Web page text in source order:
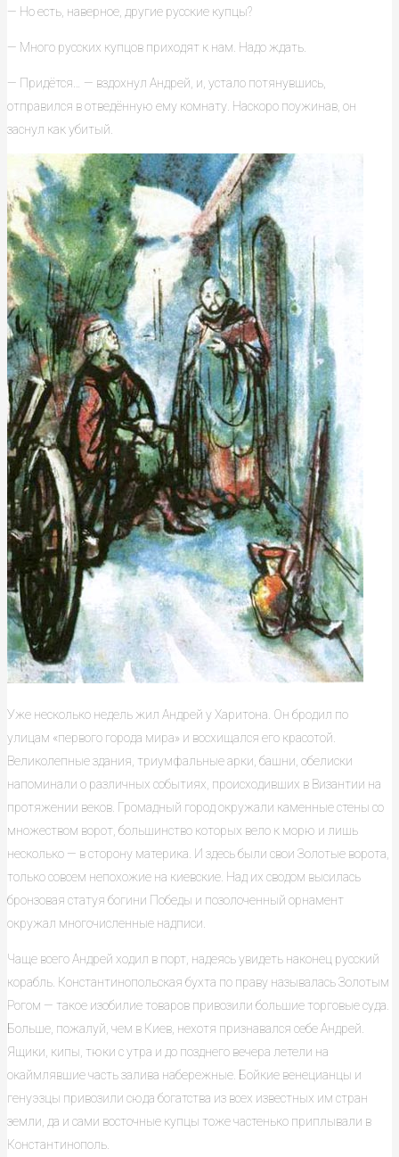
— Но есть, наверное, другие русские купцы?
— Много русских купцов приходят к нам. Надо ждать.
— Придётся… — вздохнул Андрей, и, устало потянувшись,
отправился в отведённую ему комнату. Наскоро поужинав, он
заснул как убитый.
Уже несколько недель жил Андрей у Харитона. Он бродил по
улицам «первого города мира» и восхищался его красотой.
Великолепные здания, триумфальные арки, башни, обелиски
напоминали о различных событиях, происходивших в Византии на
протяжении веков. Громадный город окружали каменные стены со
множеством ворот, большинство которых вело к морю и лишь
несколько — в сторону материка. И здесь были свои Золотые ворота,
только совсем непохожие на киевские. Над их сводом высилась
бронзовая статуя богини Победы и позолоченный орнамент
окружал многочисленные надписи.
Чаще всего Андрей ходил в порт, надеясь увидеть наконец русский
корабль. Константинопольская бухта по праву называлась Золотым
Рогом — такое изобилие товаров привозили большие торговые суда.
Больше, пожалуй, чем в Киев, нехотя признавался себе Андрей.
Ящики, кипы, тюки с утра и до позднего вечера летели на
окаймлявшие часть залива набережные. Бойкие венецианцы и
генуэзцы привозили сюда богатства из всех известных им стран
земли, да и сами восточные купцы тоже частенько приплывали в
Константинополь.